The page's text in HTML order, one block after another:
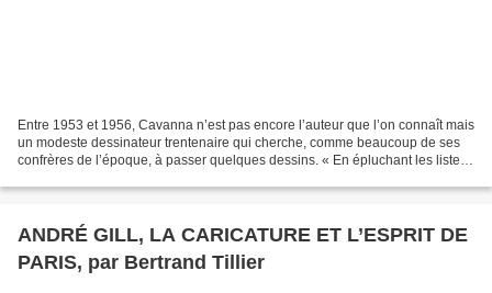
Entre 1953 et 1956, Cavanna n’est pas encore l’auteur que l’on connaît mais
un modeste dessinateur trentenaire qui cherche, comme beaucoup de ses
confrères de l’époque, à passer quelques dessins. « En épluchant les listes,
ANDRÉ GILL, LA CARICATURE ET L’ESPRIT DE
PARIS, par Bertrand Tillier